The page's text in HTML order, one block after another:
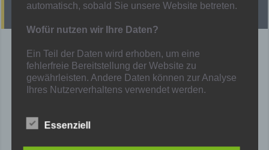
Presse
derWesten vom 01.03.2026
Hamborn 07 macht in Niederwenigern wieder einen Schritt
zurück
derWesten vom 26.02.2026
RevierSport vom 25.02.2026
automatisch, sobald Sie unsere Website betreten.
Wofür nutzen wir Ihre Daten?
Ein Teil der Daten wird erhoben, um eine
fehlerfreie Bereitstellung der Website zu
gewährleisten. Andere Daten können zur Analyse
Ihres Nutzerverhaltens verwendet werden.
Daten?Essenziell